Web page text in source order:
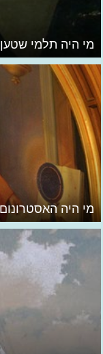
מי היה תלמי
מי היה האסטרונום